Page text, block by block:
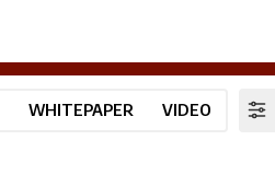
WHITEPAPER VIDEO